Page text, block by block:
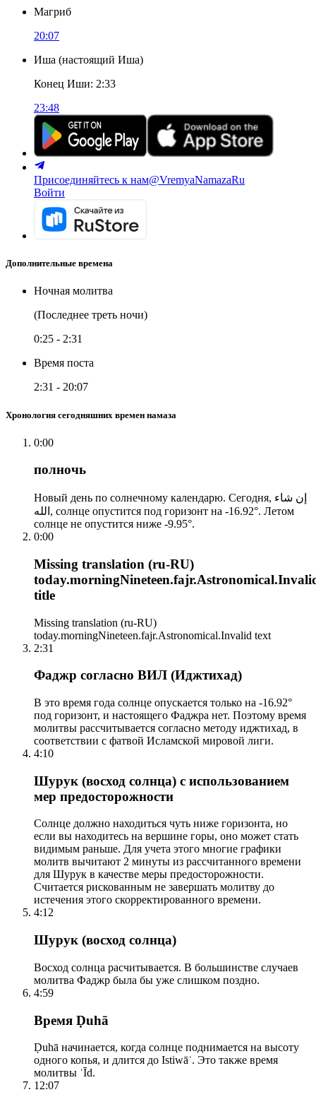
Магриб
20:07
Иша (настоящий Иша)
Конец Иши: 2:33
23:48
Присоединяйтесь к нам@VremyaNamazaRu
Войти
Дополнительные времена
Ночная молитва
(Последнее треть ночи)
0:25 - 2:31
Время поста
2:31 - 20:07
Хронология сегодняшних времен намаза
0:00
полночь
Новый день по солнечному календарю. Сегодня, إن شاء
الله, солнце опустится под горизонт на -16.92°. Летом
солнце не опустится ниже -9.95°.
0:00
Missing translation (ru-RU)
title
Missing translation (ru-RU)
today.morningNineteen.fajr.Astronomical.Invalid text
2:31
Фаджр согласно ВИЛ (Иджтихад)
В это время года солнце опускается только на -16.92°
под горизонт, и настоящего Фаджра нет. Поэтому время
молитвы рассчитывается согласно методу иджтихад, в
соответствии с фатвой Исламской мировой лиги.
4:10
Шурук (восход солнца) с использованием
мер предосторожности
Солнце должно находиться чуть ниже горизонта, но
если вы находитесь на вершине горы, оно может стать
видимым раньше. Для учета этого многие графики
молитв вычитают 2 минуты из рассчитанного времени
для Шурук в качестве меры предосторожности.
Считается рискованным не завершать молитву до
истечения этого скорректированного времени.
4:12
Шурук (восход солнца)
Восход солнца расчитывается. В большинстве случаев
молитва Фаджр была бы уже слишком поздно.
4:59
Время Ḍuhā
Ḍuhā начинается, когда солнце поднимается на высоту
одного копья, и длится до Istiwāʾ. Это также время
молитвы ʿĪd.
12:07